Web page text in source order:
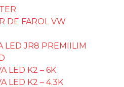
FORD
GM
FIAT